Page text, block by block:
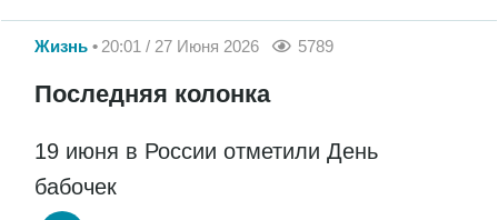
Жизнь 20:01 / 27 Июня 2026 5789
Последняя колонка
19 июня в России отметили День
бабочек